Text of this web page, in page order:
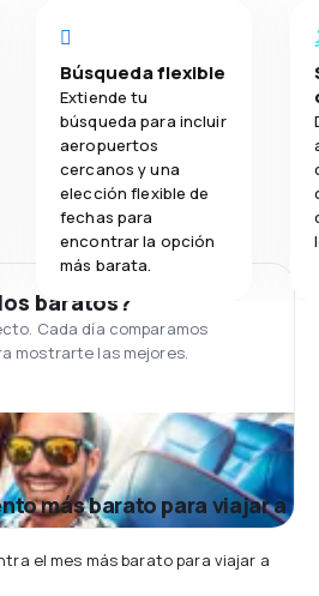
Búsqueda flexible
Extiende tu
búsqueda para incluir
aeropuertos
cercanos y una
elección flexible de
fechas para
encontrar la opción
más barata.
baratos?
Cada día comparamos
mostrarte las mejores.
más barato para viajar a
el mes más barato para viajar a